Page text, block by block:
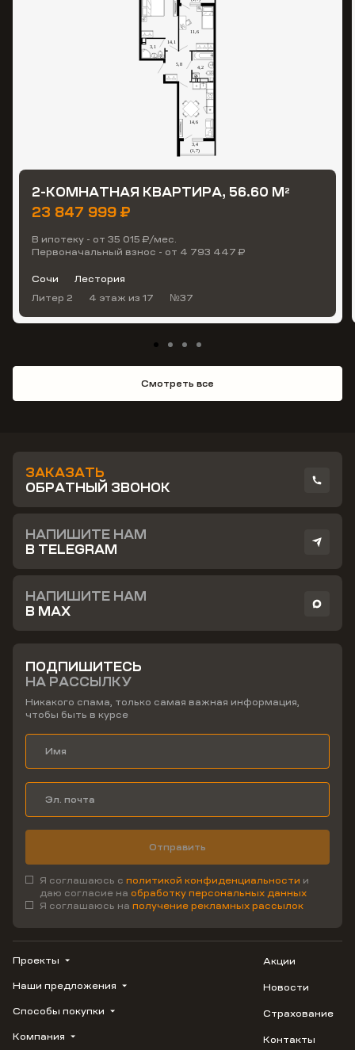
2-КОМНАТНАЯ КВАРТИРА, 56.60 М2
23 847 999 ₽
В ипотеку - от 35 015 ₽/мес.
Первоначальный взнос - от 4 793 447 ₽
Сочи
Лестория
Литер 2
4 этаж из 17 №37
Смотреть все
ЗАКАЗАТЬ
ОБРАТНЫЙ ЗВОНОК
НАПИШИТЕ НАМ
В TELEGRAM
НАПИШИТЕ НАМ
В MAX
ПОДПИШИТЕСЬ
НА РАССЫЛКУ
Никакого спама, только самая важная информация,
чтобы быть в курсе
Отправить
Я соглашаюсь с политикой конфиденциальности и
даю согласие на обработку персональных данных
Я соглашаюсь на получение рекламных рассылок
Проекты
ВЕРН
1799
Наши предложения
Купить квартиру
Студию
Способы покупки
Трейд-ин
Компания
Акции
Новости
Страхование
Контакты